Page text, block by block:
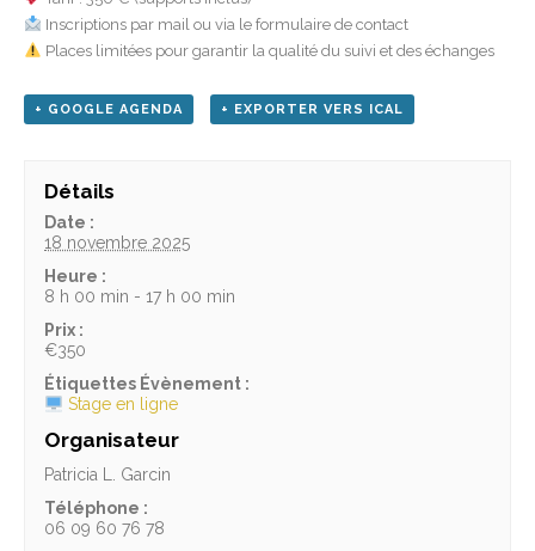
Inscriptions par mail ou via le formulaire de contact
Places limitées pour garantir la qualité du suivi et des échanges
+ GOOGLE AGENDA + EXPORTER VERS ICAL
Détails
Date :
18 novembre 2025
Heure :
8 h 00 min - 17 h 00 min
Prix :
€350
Étiquettes Évènement :
Stage en ligne
Organisateur
Patricia L. Garcin
Téléphone :
06 09 60 76 78